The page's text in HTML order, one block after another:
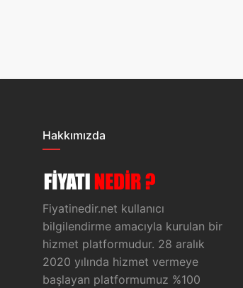
Hakkımızda
Fiyatinedir.net kullanıcı
bilgilendirme amacıyla kurulan bir
hizmet platformudur. 28 aralık
2020 yılında hizmet vermeye
başlayan platformumuz %100